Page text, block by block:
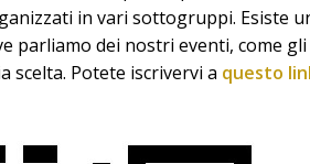
in vari sottogruppi. Esiste
parliamo dei nostri eventi, come
scelta. Potete iscrivervi a questo